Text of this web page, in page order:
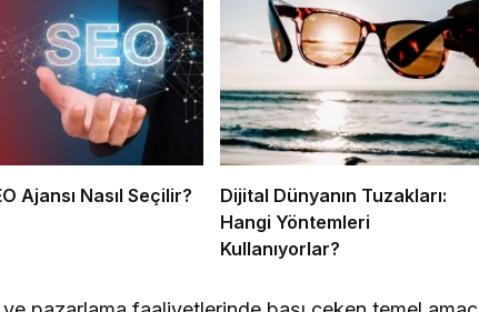
Ajansı Nasıl Seçilir?
Dijital Dünyanın Tuzakları:
Hangi Yöntemleri
Kullanıyorlar?